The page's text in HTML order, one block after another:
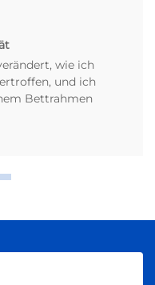
wie ich
und ich
Bettrahmen